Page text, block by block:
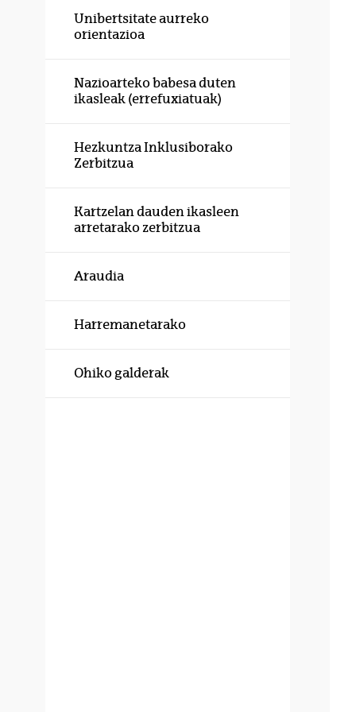
Unibertsitate aurreko
orientazioa
Nazioarteko babesa duten
ikasleak (errefuxiatuak)
Hezkuntza Inklusiborako
Zerbitzua
Kartzelan dauden ikasleen
arretarako zerbitzua
Araudia
Harremanetarako
Ohiko galderak